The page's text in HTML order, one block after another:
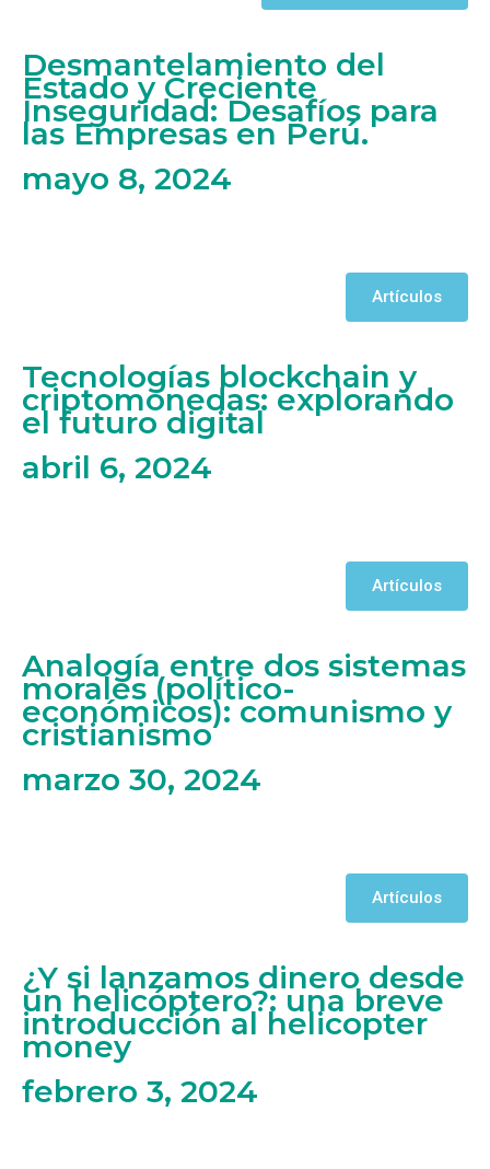
Desmantelamiento del
Estado y Creciente
Inseguridad: Desafíos para
las Empresas en Perú.
mayo 8, 2024
Artículos
Tecnologías blockchain y
criptomonedas: explorando
el futuro digital
abril 6, 2024
Artículos
Analogía entre dos sistemas
morales (político-
económicos): comunismo y
cristianismo
marzo 30, 2024
Artículos
¿Y si lanzamos dinero desde
un helicóptero?: una breve
introducción al helicopter
money
febrero 3, 2024